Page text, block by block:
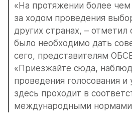
«На протяжении более
за ходом проведения
других странах, –
было необходимо дать
сего, представителям
«Приезжайте сюда,
проведения голосования и
здесь проходит в
международными